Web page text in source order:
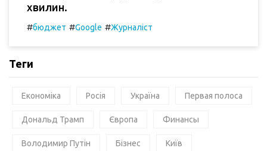
хвилин.
#бюджет #Google #Журналіст
Теги
Економіка Росія Україна Первая полоса
Дональд Трамп Європа Финансы
Володимир Путін Бізнес Київ